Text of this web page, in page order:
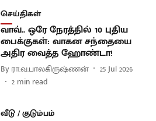
செய்திகள்
வாவ்.. ஒரே நேரத்தில் 10 புதிய
பைக்குகள்: வாகன சந்தையை
அதிர வைத்த ஹோண்டா!
By ரா.வ.பாலகிருஷ்ணன்
25 Jul 2026
2 min read
வீடு / குடும்பம்